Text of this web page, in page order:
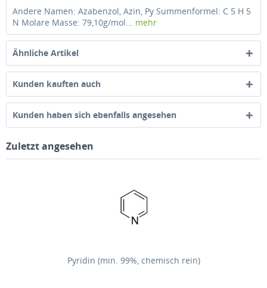
Andere Namen: Azabenzol, Azin, Py Summenformel: C 5 H 5
N Molare Masse: 79,10g/mol... mehr
Ähnliche Artikel
Kunden kauften auch
Kunden haben sich ebenfalls angesehen
Zuletzt angesehen
Pyridin (min. 99%, chemisch rein)